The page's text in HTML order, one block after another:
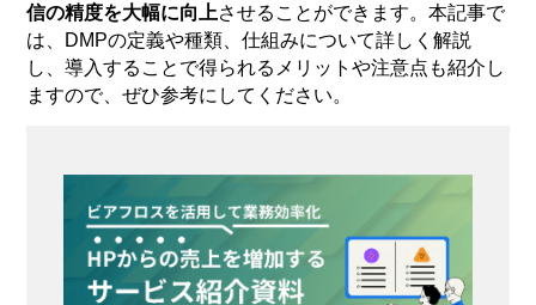
信の精度を大幅に向上させることができます。本記事で
は、DMPの定義や種類、仕組みについて詳しく解説
し、導入することで得られるメリットや注意点も紹介し
ますので、ぜひ参考にしてください。